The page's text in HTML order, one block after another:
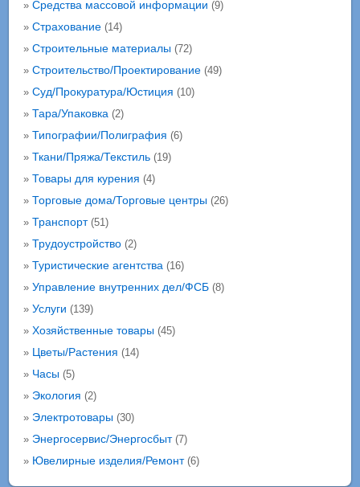
» Средства массовой информации (9)
» Страхование(14)
» Строительные материалы(72)
» Строительство/Проектирование(49)
» Суд/Прокуратура/Юстиция (10)
» Тара/Упаковка(2)
» Типографии/Полиграфия (6)
» Ткани/Пряжа/Текстиль(19)
» Товары для курения (4)
» Торговые дома/Торговые центры(26)
» Транспорт(51)
» Трудоустройство(2)
» Туристические агентства(16)
» Управление внутренних дел/ФСБ(8)
» Услуги (139)
» Хозяйственные товары(45)
» Цветы/Растения (14)
» Часы(5)
» Экология (2)
» Электротовары(30)
» Энергосервис/Энергосбыт(7)
» Ювелирные изделия/Ремонт(6)